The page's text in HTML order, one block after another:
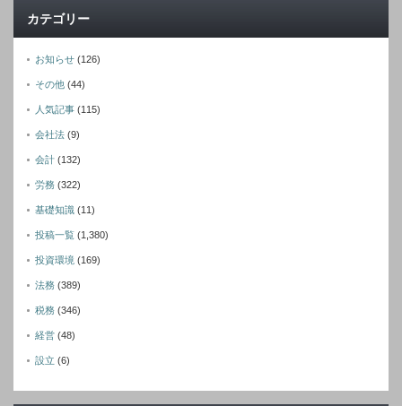
カテゴリー
お知らせ (126)
その他 (44)
人気記事 (115)
会社法 (9)
会計 (132)
労務 (322)
基礎知識 (11)
投稿一覧 (1,380)
投資環境 (169)
法務 (389)
税務 (346)
経営 (48)
設立 (6)